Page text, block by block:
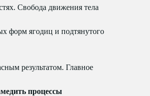
Свобода движения тела
форм ягодиц и подтянутого
результатом. Главное
процессы